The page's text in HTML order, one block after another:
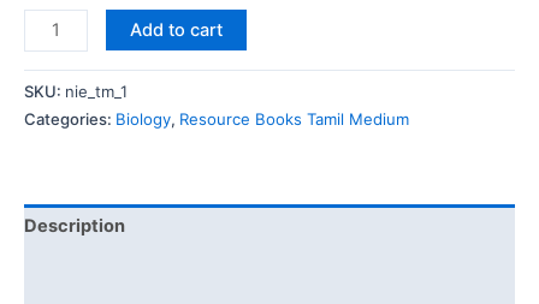
Add to cart
SKU: nie_tm_1
Categories: Biology, Resource Books Tamil Medium
Description